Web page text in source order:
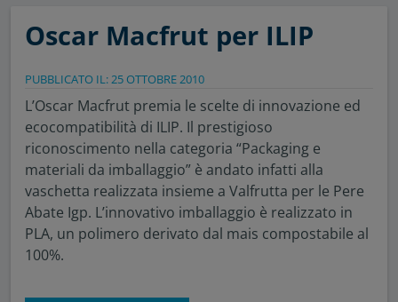
Oscar Macfrut per ILIP
PUBBLICATO IL: 25 OTTOBRE 2010
L’Oscar Macfrut premia le scelte di innovazione ed
ecocompatibilità di ILIP. Il prestigioso
riconoscimento nella categoria “Packaging e
materiali da imballaggio” è andato infatti alla
vaschetta realizzata insieme a Valfrutta per le Pere
Abate Igp. L’innovativo imballaggio è realizzato in
PLA, un polimero derivato dal mais compostabile al
100%.